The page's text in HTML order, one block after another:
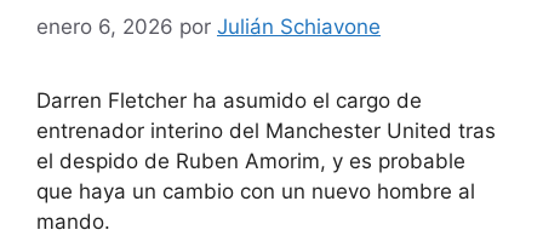
enero 6, 2026 por Julián Schiavone
Darren Fletcher ha asumido el cargo de
entrenador interino del Manchester United tras
el despido de Ruben Amorim, y es probable
que haya un cambio con un nuevo hombre al
mando.